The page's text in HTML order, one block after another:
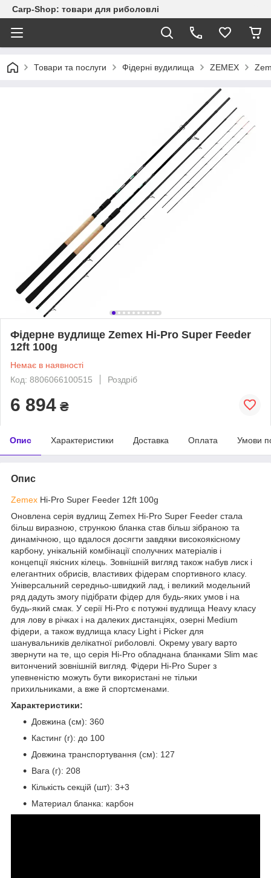
Carp-Shop: товари для риболовлі
Товари та послуги Фідерні вудилища ZEMEX
Фідерне вудлище Zemex Hi-Pro Super Feeder
12ft 100g
Немає в наявності
Код: 8806066100515
Роздріб
6 894 ₴
Опис Характеристики Доставка Оплата Умови
Опис
Zemex Hi-Pro Super Feeder 12ft 100g
Оновлена серія вудлищ Zemex Hi-Pro Super Feeder стала
більш виразною, стрункою бланка став більш зібраною та
динамічною, що вдалося досягти завдяки високоякісному
карбону, унікальній комбінації сполучних матеріалів і
концепції якісних кілець. Зовнішній вигляд також набув лиск і
елегантних обрисів, властивих фідерам спортивного класу.
Універсальний середньо-швидкий лад, і великий модельний
ряд дадуть змогу підібрати фідер для будь-яких умов і на
будь-який смак. У серії Hi-Pro є потужні вудлища Heavy класу
для лову в річках і на далеких дистанціях, озерні Medium
фідери, а також вудлища класу Light і Picker для
шанувальників делікатної риболовлі. Окрему увагу варто
звернути на те, що серія Hi-Pro обладнана бланками Slim має
витончений зовнішній вигляд. Фідери Hi-Pro Super з
упевненістю можуть бути використані не тільки
прихильниками, а вже й спортсменами.
Характеристики:
Довжина (см): 360
Кастинг (г): до 100
Довжина транспортування (см): 127
Вага (г): 208
Кількість секцій (шт): 3+3
Материал бланка: карбон